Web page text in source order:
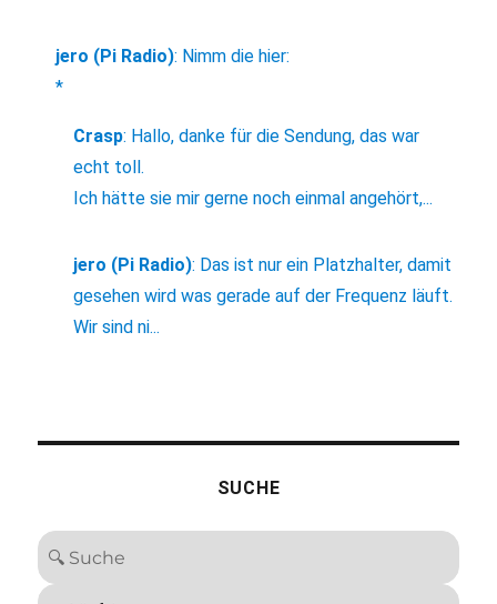
jero (Pi Radio): Nimm die hier:
*
Crasp: Hallo, danke für die Sendung, das war
echt toll.
Ich hätte sie mir gerne noch einmal angehört,...
jero (Pi Radio): Das ist nur ein Platzhalter, damit
gesehen wird was gerade auf der Frequenz läuft.
Wir sind ni...
SUCHE